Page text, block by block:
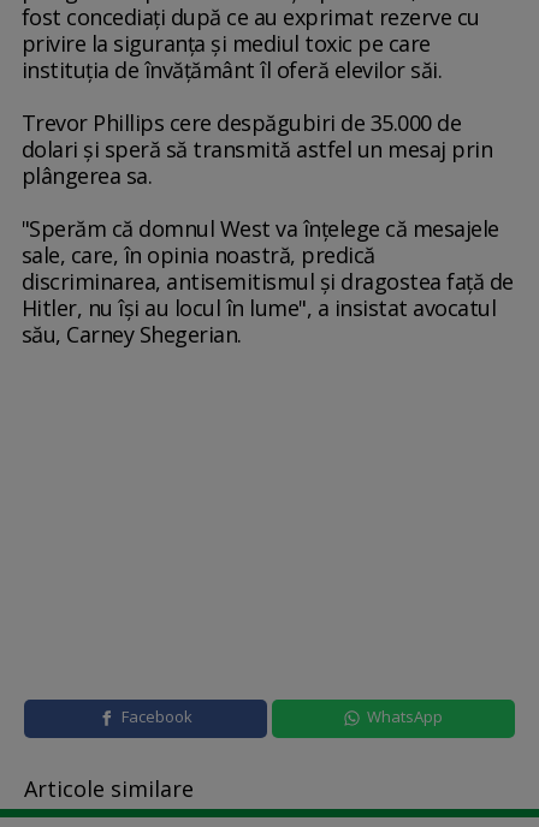
fost concediaţi după ce au exprimat rezerve cu
privire la siguranţa şi mediul toxic pe care
instituţia de învăţământ îl oferă elevilor săi.
Trevor Phillips cere despăgubiri de 35.000 de
dolari şi speră să transmită astfel un mesaj prin
plângerea sa.
"Sperăm că domnul West va înţelege că mesajele
sale, care, în opinia noastră, predică
discriminarea, antisemitismul şi dragostea faţă de
Hitler, nu îşi au locul în lume", a insistat avocatul
său, Carney Shegerian.
Facebook WhatsApp
Articole similare